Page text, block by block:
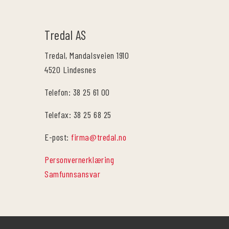
Tredal AS
Tredal, Mandalsveien 1910
4520 Lindesnes
Telefon: 38 25 61 00
Telefax: 38 25 68 25
E-post:firma@tredal.no
Personvernerklæring
Samfunnsansvar